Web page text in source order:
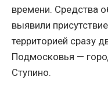
времени. Средства
выявили
территорией сразу
Подмосковья —
Ступино.